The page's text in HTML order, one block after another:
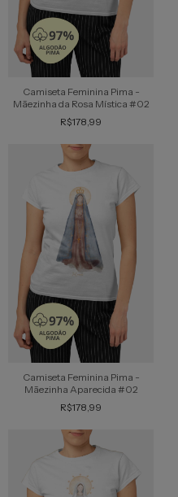
Camiseta Feminina Pima -
Mãezinha da Rosa Mística #02
R$178,99
Camiseta Feminina Pima -
Mãezinha Aparecida #02
R$178,99